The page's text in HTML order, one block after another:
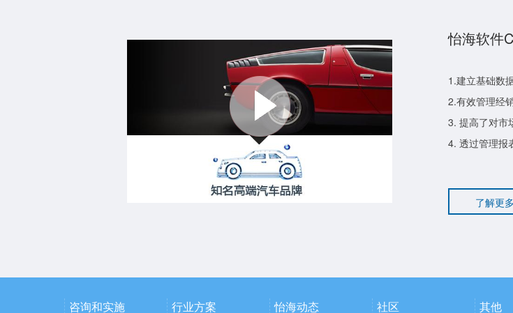
怡海软件
1.建立基础数
2.有效管理经
3. 提高了对市
4. 透过管理报
了解更多
咨询和实施 行业方案 怡海动态 社区 其他